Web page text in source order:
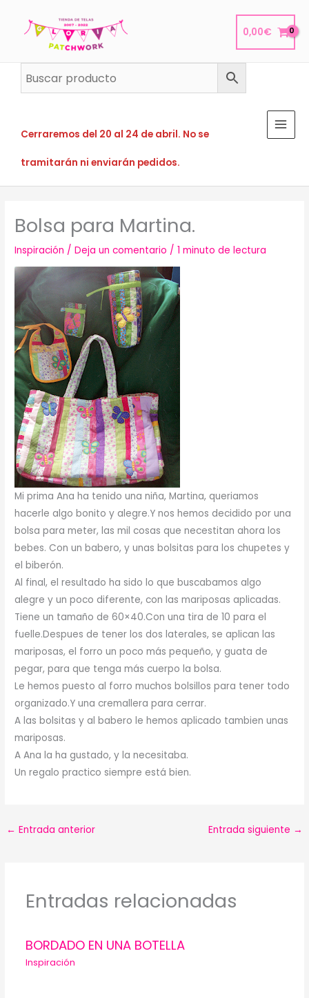
0,00€
Cerraremos del 20 al 24 de abril. No se
tramitarán ni enviarán pedidos.
Bolsa para Martina.
Inspiración /Deja un comentario /1 minuto de lectura
Mi prima Ana ha tenido una niña, Martina, queriamos
hacerle algo bonito y alegre.Y nos hemos decidido por una
bolsa para meter, las mil cosas que necestitan ahora los
bebes. Con un babero, y unas bolsitas para los chupetes y
el biberón.
Al final, el resultado ha sido lo que buscabamos algo
alegre y un poco diferente, con las mariposas aplicadas.
Tiene un tamaño de 60×40.Con una tira de 10 para el
fuelle.Despues de tener los dos laterales, se aplican las
mariposas, el forro un poco más pequeño, y guata de
pegar, para que tenga más cuerpo la bolsa.
Le hemos puesto al forro muchos bolsillos para tener todo
organizado.Y una cremallera para cerrar.
A las bolsitas y al babero le hemos aplicado tambien unas
mariposas.
A Ana la ha gustado, y la necesitaba.
Un regalo practico siempre está bien.
← Entrada anterior Entrada siguiente →
Entradas relacionadas
BORDADO EN UNA BOTELLA
Inspiración